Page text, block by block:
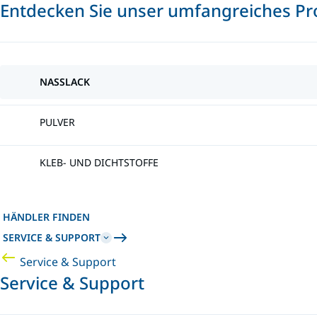
Entdecken Sie unser umfangreiches
NASSLACK
PULVER
KLEB- UND DICHTSTOFFE
HÄNDLER FINDEN
SERVICE & SUPPORT
Service & Support
Service & Support